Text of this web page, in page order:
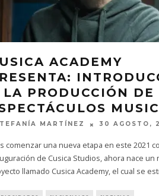
ACADEMY
LA PRODUCCIÓN DE
MARTÍNEZ 30 AGOSTO,
comenzar una nueva etapa en este 2021
de Cusica Studios, ahora nace un
llamado Cusica Academy, el cual se